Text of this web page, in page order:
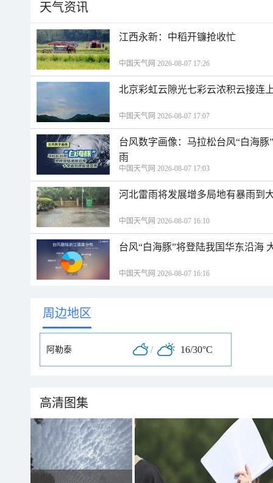
天气资讯
江西永新：中稻开镰抢收忙
中国天气网 2026-08-07 17:26
北京彩虹云隙光七彩云浓积云接连
中国天气网 2026-08-07 17:07
台风数字画像：马拉松台风“白海
雨
中国天气网 2026-08-07 17:03
河北雷雨将发展增多局地有暴雨到
中国天气网 2026-08-07 16:10
台风“白海豚”将登陆我国华东沿海
中国天气网 2026-08-07 16:16
周边地区
阿勒泰 / 16/30°C
高清图集